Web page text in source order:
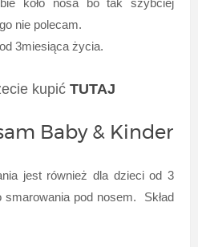
koło nosa bo tak szybciej
nie polecam.
3miesiąca życia.
kupić TUTAJ
Baby & Kinder
jest również dla dzieci od 3
pod nosem. Skład